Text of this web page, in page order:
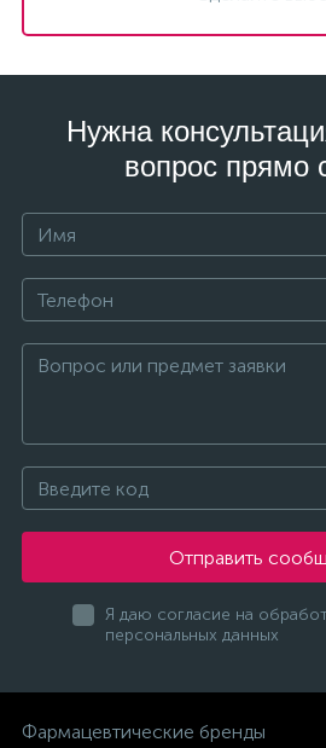
Нужна
вопрос прямо
Отправить
Я даю согласие на
персональных данных
Фармацевтические бренды